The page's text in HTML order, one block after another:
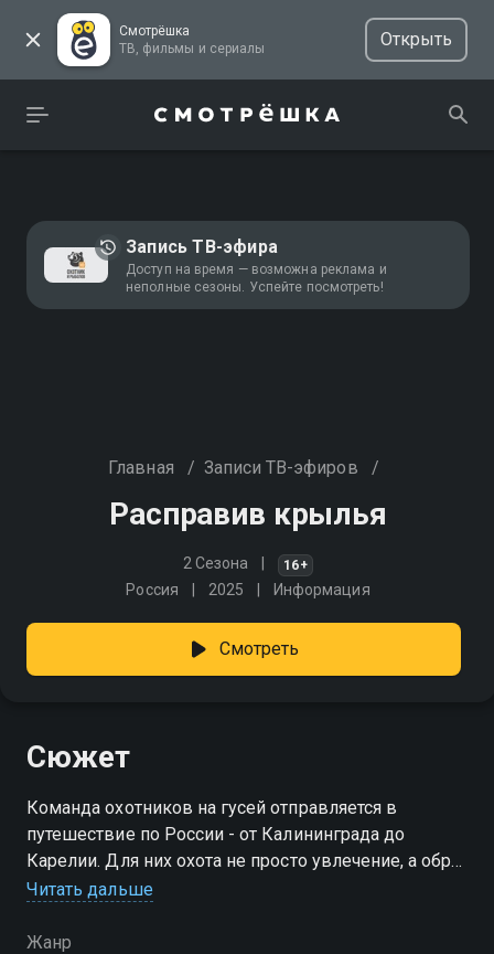
Смотрёшка
ТВ, фильмы и сериалы
Открыть
Запись ТВ-эфира
Доступ на время — возможна реклама и
неполные сезоны. Успейте посмотреть!
Главная / Записи ТВ-эфиров /
Расправив крылья
2 Сезона 16+
Россия 2025 Информация
Смотреть
Сюжет
Команда охотников на гусей отправляется в
путешествие по России - от Калининграда до
Карелии. Для них охота не просто увлечение, а образ
жизни и постоянный вызов. Каждый новый выезд -
настоящие эмоции
Читать дальше
Жанр